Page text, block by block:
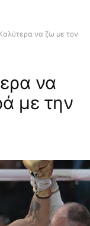
να ζω με τον
να
με την